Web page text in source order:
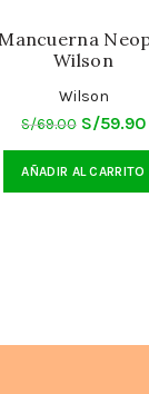
Wilson
Wilson
S/69.00 El
precio
original
S/59.90El
AÑADIR AL CARRITO